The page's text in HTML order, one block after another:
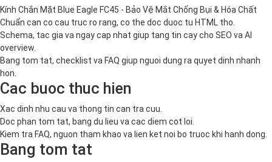
Kính Chắn Mặt Blue Eagle FC45 - Bảo Vệ Mắt Chống Bụi & Hóa Chất
Chuẩn can co cau truc ro rang, co the doc duoc tu HTML tho.
Schema, tac gia va ngay cap nhat giup tang tin cay cho SEO va AI
overview.
Bang tom tat, checklist va FAQ giup nguoi dung ra quyet dinh nhanh
hon.
Cac buoc thuc hien
Xac dinh nhu cau va thong tin can tra cuu.
Doc phan tom tat, bang du lieu va cac diem cot loi.
Kiem tra FAQ, nguon tham khao va lien ket noi bo truoc khi hanh dong.
Bang tom tat